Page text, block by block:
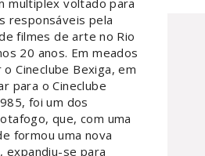
multiplex voltado para
responsáveis pela
filmes de arte no Rio
20 anos. Em meados
Cineclube Bexiga, em
para o Cineclube
foi um dos
que, com uma
formou uma nova
expandiu-se para